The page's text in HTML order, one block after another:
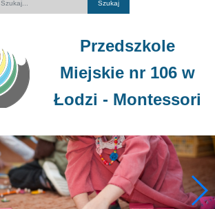
Przedszkole
Miejskie nr 106 w
Łodzi - Montessori